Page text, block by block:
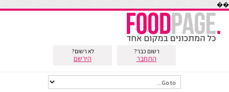
��
רשום כבר?
התחבר
לא רשום?
הירשם